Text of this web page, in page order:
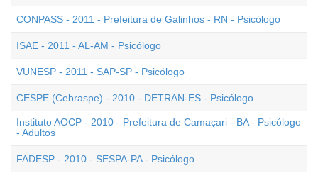
CONPASS - 2011 - Prefeitura de Galinhos - RN - Psicólogo
ISAE - 2011 - AL-AM - Psicólogo
VUNESP - 2011 - SAP-SP - Psicólogo
CESPE (Cebraspe) - 2010 - DETRAN-ES - Psicólogo
Instituto AOCP - 2010 - Prefeitura de Camaçari - BA - Psicólogo
- Adultos
FADESP - 2010 - SESPA-PA - Psicólogo